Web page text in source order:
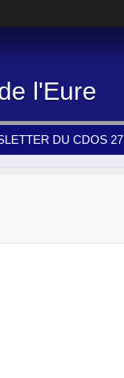
l'Eure
DU CDOS 27